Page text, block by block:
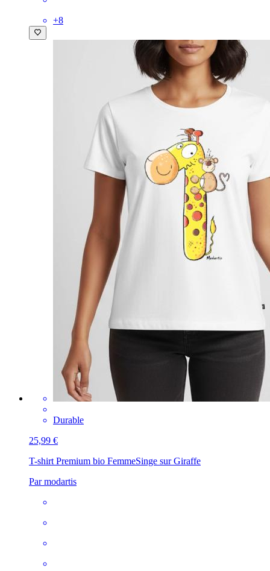
+8
Durable
25,99 €
T-shirt Premium bio FemmeSinge sur Giraffe
Par modartis